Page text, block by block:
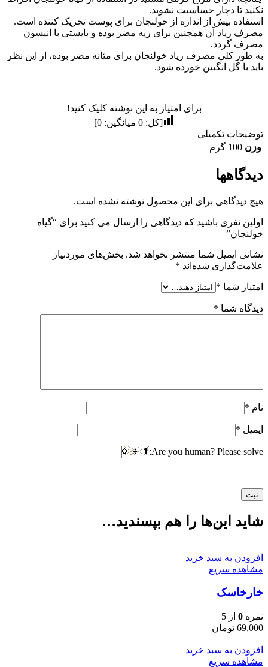
نکنید تا دچار حساسیت نشوید.
استفاده بیش از اندازه از خولنجان برای پوست تحریک کننده است.
مصرف زیاد آن همچنین برای ریه مضر بوده و بایستی با انیسون
مصرف گردد.
به طور کلی مصرف زیاد خولنجان برای مثانه مضر بوده، از این نظر
باید با گل انگبین خورده شود.
برای امتیاز به این نوشته کلیک کنید!
[کل:0 میانگین:0
]
توضیحات تکمیلی
وزن 100 گرم
دیدگاهها
هیچ دیدگاهی برای این محصول نوشته نشده است.
اولین نفری باشید که دیدگاهی را ارسال می کنید برای “گیاه
خولنجان”
نشانی ایمیل شما منتشر نخواهد شد. بخش‌های موردنیاز
علامت‌گذاری شده‌اند *
امتیاز شما *
دیدگاه شما *
نام *
ایمیل *
Are you human? Please solve:
شاید این‌ها را هم بپسندید…
افزودن به سبد خرید
مشاهده سریع
خارخاسک
نمره 0 از 5
69,000 تومان
افزودن به سبد خرید
مشاهده سریع